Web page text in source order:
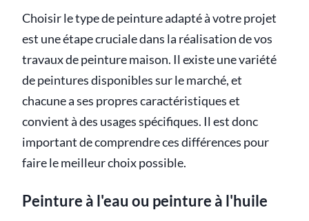
Choisir le type de peinture adapté à votre projet
est une étape cruciale dans la réalisation de vos
travaux de peinture maison. Il existe une variété
de peintures disponibles sur le marché, et
chacune a ses propres caractéristiques et
convient à des usages spécifiques. Il est donc
important de comprendre ces différences pour
faire le meilleur choix possible.
Peinture à l'eau ou peinture à l'huile